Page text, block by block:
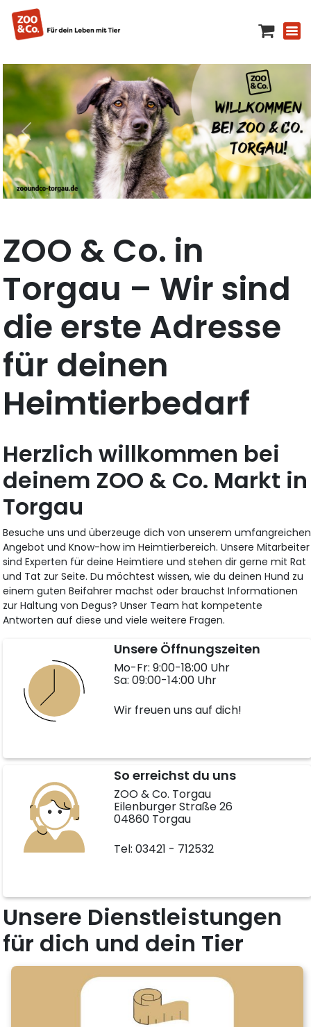
ZOO & Co. in
Torgau – Wir sind
die erste Adresse
für deinen
Heimtierbedarf
Herzlich willkommen bei
deinem ZOO & Co. Markt in
Torgau
Besuche uns und überzeuge dich von unserem umfangreichen
Angebot und Know-how im Heimtierbereich. Unsere Mitarbeiter
sind Experten für deine Heimtiere und stehen dir gerne mit Rat
und Tat zur Seite. Du möchtest wissen, wie du deinen Hund zu
einem guten Beifahrer machst oder brauchst Informationen
zur Haltung von Degus? Unser Team hat kompetente
Antworten auf diese und viele weitere Fragen.
Unsere Öffnungszeiten
Mo-Fr: 9:00-18:00 Uhr
Sa: 09:00-14:00 Uhr
Wir freuen uns auf dich!
So erreichst du uns
ZOO & Co. Torgau
Eilenburger Straße 26
04860 Torgau
Tel: 03421 - 712532
Unsere Dienstleistungen
für dich und dein Tier